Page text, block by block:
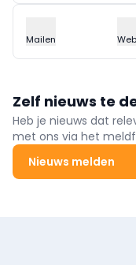
Mailen
Zelf nieuws te
Heb je nieuws dat
met ons via het
Nieuws melden